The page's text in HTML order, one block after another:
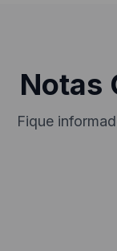
Notas
Fique